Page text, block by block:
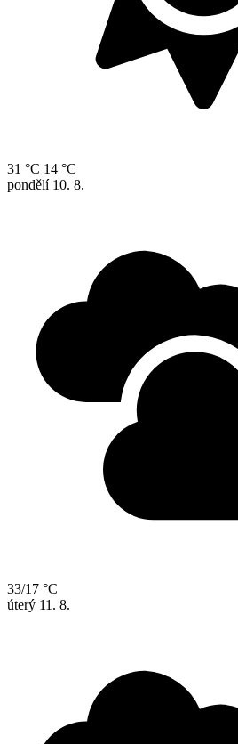
31 °C 14 °C
pondělí 10. 8.
33/17 °C
úterý 11. 8.